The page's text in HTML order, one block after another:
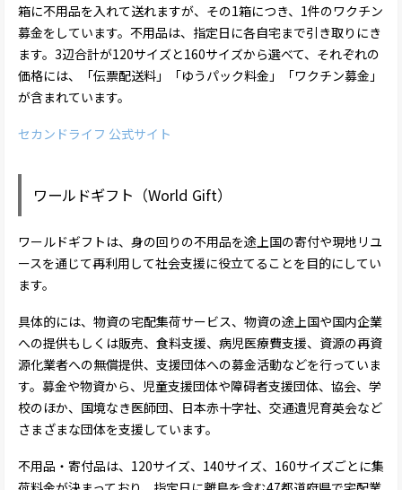
箱に不用品を入れて送れますが、その1箱につき、1件のワクチン
募金をしています。不用品は、指定日に各自宅まで引き取りにき
ます。3辺合計が120サイズと160サイズから選べて、それぞれの
価格には、「伝票配送料」「ゆうパック料金」「ワクチン募金」
が含まれています。
セカンドライフ 公式サイト
ワールドギフト（World Gift）
ワールドギフトは、身の回りの不用品を途上国の寄付や現地リユ
ースを通じて再利用して社会支援に役立てることを目的にしてい
ます。
具体的には、物資の宅配集荷サービス、物資の途上国や国内企業
への提供もしくは販売、食料支援、病児医療費支援、資源の再資
源化業者への無償提供、支援団体への募金活動などを行っていま
す。募金や物資から、児童支援団体や障碍者支援団体、協会、学
校のほか、国境なき医師団、日本赤十字社、交通遺児育英会など
さまざまな団体を支援しています。
不用品・寄付品は、120サイズ、140サイズ、160サイズごとに集